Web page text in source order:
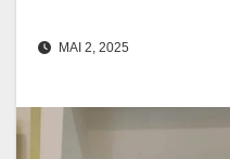
MAI 2, 2025